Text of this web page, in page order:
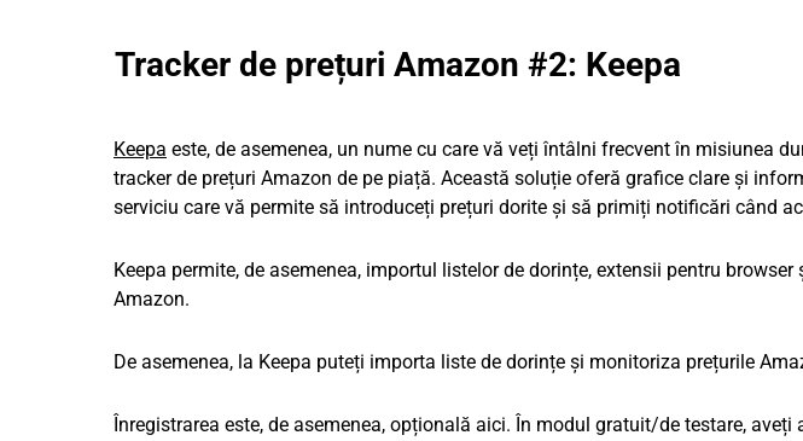
Tracker de prețuri Amazon #2: Keepa
Keepa este, de asemenea, un nume cu care vă veți întâlni frecvent în misiunea
tracker de prețuri Amazon de pe piață. Această soluție oferă grafice clare și
serviciu care vă permite să introduceți prețuri dorite și să primiți notificări când
Keepa permite, de asemenea, importul listelor de dorințe, extensii pentru
Amazon.
De asemenea, la Keepa puteți importa liste de dorințe și monitoriza prețurile
Înregistrarea este, de asemenea, opțională aici. În modul gratuit/de testare,